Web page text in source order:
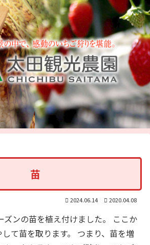
苗
2024.06.14 2020.04.08
ズンの苗を植え付けました。 ここか
て苗を取ります。 つまり、苗を増